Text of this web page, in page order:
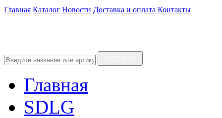
Главная Каталог Новости Доставка и оплата Контакты
Главная
SDLG